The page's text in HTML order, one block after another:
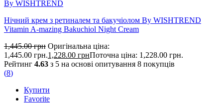
By WISHTREND
Нічний крем з ретиналем та бакучіолом By WISHTREND
Vitamin A-mazing Bakuchiol Night Cream
1,445.00грн Оригінальна ціна:
1,445.00 грн.1,228.00 грнПоточна ціна: 1,228.00 грн.
Рейтинг 4.63 з 5 на основі опитування 8 покупців
(8)
Купити
Favorite